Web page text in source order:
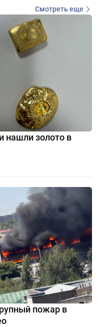
Смотреть еще
нашли золото в
пожар в